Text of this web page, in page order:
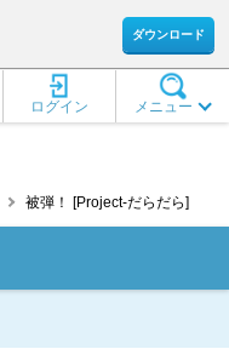
ダウンロード
メニュー
ログイン
被弾！ [Project-だらだら]